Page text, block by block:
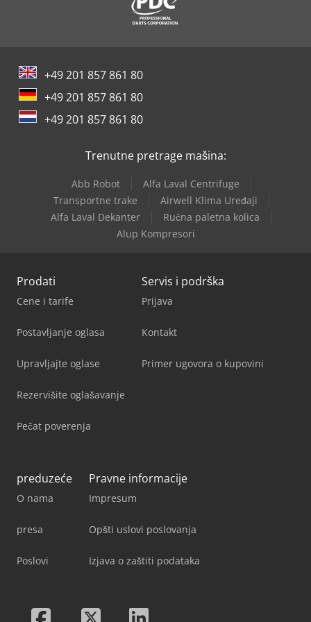
Siegmund Stolovi Za Zavarivanje
Tec Rotec
Weinbrenner Tsv 6/3050
+49 201 857 861 80
+49 201 857 861 80
+49 201 857 861 80
Trenutne pretrage mašina:
Abb Robot
Alfa Laval Centrifuge
Transportne trake
Airwell Klima Uređaji
Alfa Laval Dekanter
Ručna paletna kolica
Alup Kompresori
Prodati
Cene i tarife
Postavljanje oglasa
Upravljajte oglase
Rezervišite oglašavanje
Pečat poverenja
Servis i podrška
Prijava
Kontakt
Primer ugovora o kupovini
preduzeće
O nama
presa
Poslovi
Pravne informacije
Impresum
Opšti uslovi poslovanja
Izjava o zaštiti podataka